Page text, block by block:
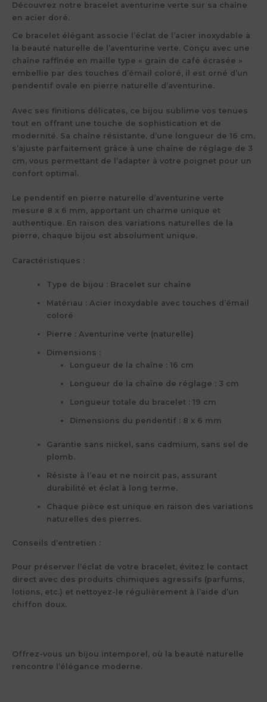
Découvrez notre bracelet aventurine verte sur sa chaîne
en acier doré.
Ce bracelet élégant associe l’éclat de l’acier inoxydable à
la beauté naturelle de l’aventurine verte. Conçu avec une
chaîne raffinée en maille type « grain de café écrasée »
embellie par des touches d’émail coloré, il est orné d’un
pendentif ovale en pierre naturelle d’aventurine.
Avec ses finitions délicates, ce bijou sublime vos tenues
tout en offrant une touche de sophistication et de
modernité. Sa chaîne résistante, d’une longueur de 16 cm,
s’ajuste parfaitement grâce à une chaîne de réglage de 3
cm, vous permettant de l’adapter à votre poignet pour un
confort optimal.
Le pendentif en pierre naturelle d’aventurine verte
mesure 8 x 6 mm, apportant un charme unique et
authentique. En raison des variations naturelles de la
pierre, chaque bijou est absolument unique.
Caractéristiques :
Type de bijou : Bracelet sur chaîne
Matériau : Acier inoxydable avec touches d’émail
coloré
Pierre : Aventurine verte (naturelle)
Dimensions :
Longueur de la chaîne : 16 cm
Longueur de la chaîne de réglage : 3 cm
Longueur totale du bracelet : 19 cm
Dimensions du pendentif : 8 x 6 mm
Garantie sans nickel, sans cadmium, sans sel de
plomb.
Résiste à l’eau et ne noircit pas, assurant
durabilité et éclat à long terme.
Chaque pièce est unique en raison des variations
naturelles des pierres.
Conseils d’entretien :
Pour préserver l’éclat de votre bracelet, évitez le contact
direct avec des produits chimiques agressifs (parfums,
lotions, etc.) et nettoyez-le régulièrement à l’aide d’un
chiffon doux.
Offrez-vous un bijou intemporel, où la beauté naturelle
rencontre l’élégance moderne.